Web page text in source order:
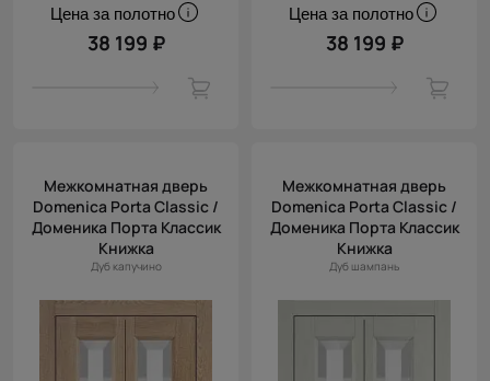
Цена за полотно
38 199 ₽
Цена за полотно
38 199 ₽
Межкомнатная дверь
Domenica Porta Classic /
Доменика Порта Классик
Книжка
Дуб капучино
Межкомнатная дверь
Domenica Porta Classic /
Доменика Порта Классик
Книжка
Дуб шампань